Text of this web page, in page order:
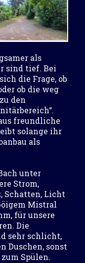
als
sind tief. Bei
die Frage, ob
ob die weg
den
freundliche
solange ihr
als
unter
Strom,
Schatten, Licht
Mistral
für unsere
Die
sehr schlicht,
Duschen, sonst
Spülen.